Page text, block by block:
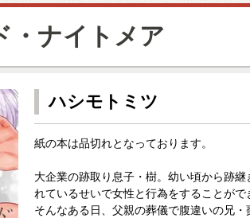
・ナイトメア
ハシモトミツ
紙の本は品切れとなっております。
大企業の跡取り息子・樹。幼い頃から跡継
れているせいで女性と行為をすることがで
そんなある日、父親の葬儀で腹違いの兄